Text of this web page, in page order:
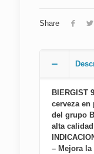
Share
BIERGIST
cerveza
del grupo
alta
– Mejora la